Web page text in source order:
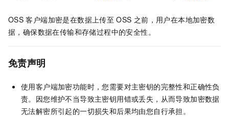
OSS 客户端加密是在数据上传至 OSS 之前，用户在本地加密数
据，确保数据在传输和存储过程中的安全性。
免责声明
使用客户端加密功能时，您需要对主密钥的完整性和正确性负
责。因您维护不当导致主密钥用错或丢失，从而导致加密数据
无法解密所引起的一切损失和后果均由您自行承担。